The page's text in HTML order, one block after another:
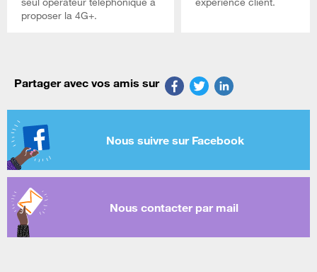
proposer la 4G+.
Partager avec vos amis sur
Nous suivre sur Facebook
Nous contacter par mail